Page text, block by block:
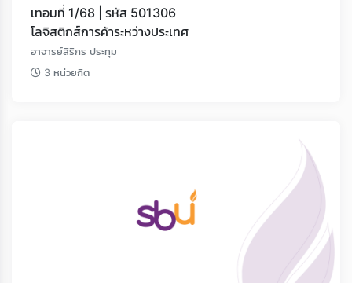
เทอมที่ 1/68 | รหัส 501306
โลจิสติกส์การค้าระหว่างประเทศ
อาจารย์สิริกร ประทุม
3 หน่วยกิต